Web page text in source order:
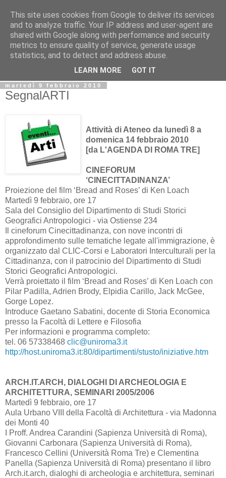
Biblio@rti in
Il Blog della Biblioteca di Area delle arti per condividere
informazioni iniziative incontri
martedì 9 febbraio 2010
SegnalARTI
Attività di Ateneo da lunedì 8 a
domenica 14 febbraio 2010
[da L'AGENDA DI ROMA TRE]
CINEFORUM
‘CINECITTADINANZA’
Proiezione del film ‘Bread and Roses’ di Ken Loach
Martedì 9 febbraio, ore 17
Sala del Consiglio del Dipartimento di Studi Storici
Geografici Antropologici - via Ostiense 234
Il cineforum Cinecittadinanza, con nove incontri di
approfondimento sulle tematiche legate all'immigrazione, è
organizzato dal CLIC-Corsi e Laboratori Interculturali per la
Cittadinanza, con il patrocinio del Dipartimento di Studi
Storici Geografici Antropologici.
Verrà proiettato il film ‘Bread and Roses’ di Ken Loach con
Pilar Padilla, Adrien Brody, Elpidia Carillo, Jack McGee,
Gorge Lopez.
Introduce Gaetano Sabatini, docente di Storia Economica
presso la Facoltà di Lettere e Filosofia
Per informazioni e programma completo:
tel. 06 57338468 clic@uniroma3.it
http://host.uniroma3.it:80/dipartimenti/stusto/iniziative.htm
ARCH.IT.ARCH, DIALOGHI DI ARCHEOLOGIA E
ARCHITETTURA, SEMINARI 2005/2006
Martedì 9 febbraio, ore 17
Aula Urbano VIII della Facoltà di Architettura - via Madonna
dei Monti 40
I Proff. Andrea Carandini (Sapienza Università di Roma),
Giovanni Carbonara (Sapienza Università di Roma),
Francesco Cellini (Università Roma Tre) e Clementina
Panella (Sapienza Università di Roma) presentano il libro
Arch.it.arch, dialoghi di archeologia e architettura, seminari
This site uses cookies from Google to deliver its services
and to analyze traffic. Your IP address and user-agent are
shared with Google along with performance and security
metrics to ensure quality of service, generate usage
statistics, and to detect and address abuse.
LEARN MORE GOT IT